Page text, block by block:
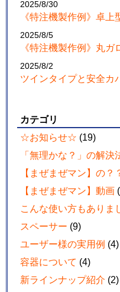
2025/8/30
《特注機製作例》卓
2025/8/5
《特注機製作例》丸ガ
2025/8/2
ツインタイプと安全カ
カテゴリ
☆お知らせ☆ (19)
「無理かな？」の解決
【まぜまぜマン】の？
【まぜまぜマン】動画
こんな使い方もありま
スペーサー (9)
ユーザー様の実用例 (4)
容器について (4)
新ラインナップ紹介 (2)